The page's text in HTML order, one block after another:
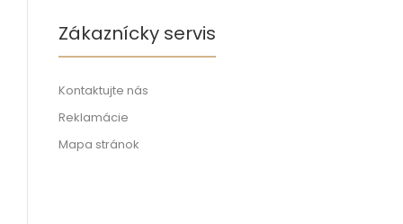
Zákaznícky servis
Kontaktujte nás
Reklamácie
Mapa stránok